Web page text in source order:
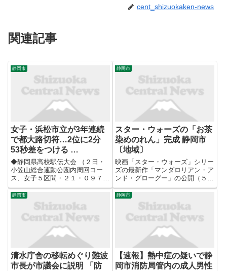
cent_shizuokaken-news
関連記事
静岡市
女子・浜松市立が3年連続
で都大路切符…2位に2分
53秒差をつける …
◆静岡県高校駅伝大会 （２日・
小笠山総合運動公園内周回コー
ス、女子５区間・２１・０９７５
キロ） 女子は浜松市立が３年連
続４回目の優勝を飾り、１２月２
１日に京都で行われる全国大会出
場権を獲得した。上位６校は東海
大会（２３日・三重）に出場し、
静岡市
スター・ウォーズの「お茶
染めのれん」完成 静岡市
〔地域〕
映画「スター・ウォーズ」シリー
ズの最新作「マンダロリアン・ア
ンド・グローグー」の公開（５月
２２日）を記念し、静岡市の染め
物職人が「お茶染め」と呼ばれる
技法で制作した、主人公を描いた
のれんが完成し、同市の伝統工芸
工房でお披露目された。担当者
静岡市
清水庁舎の移転めぐり難波
市長が市議会に説明 「防
静岡市
【速報】熱中症の疑いで静
岡市消防局管内の成人男性